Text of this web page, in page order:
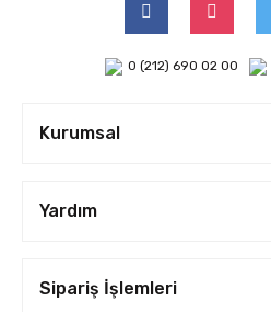
0 (212) 690 02 00
Kurumsal
Yardım
Sipariş İşlemleri